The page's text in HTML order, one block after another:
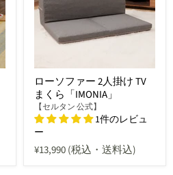
ローソファー 2人掛け TV
まくら「IMONIA」
【セルタン 公式】
1件のレビュ
ー
¥13,990(税込・送料込)